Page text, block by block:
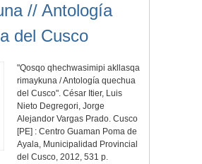
// Antología
del Cusco
"Qosqo qhechwasimipi akllasqa
rimaykuna / Antología quechua
del Cusco". César Itier, Luis
Nieto Degregori, Jorge
Alejandor Vargas Prado. Cusco
[PE] : Centro Guaman Poma de
Ayala, Municipalidad Provincial
del Cusco, 2012, 531 p.